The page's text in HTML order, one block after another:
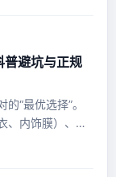
避坑与正规
“最优选择”。
、内饰膜）、预